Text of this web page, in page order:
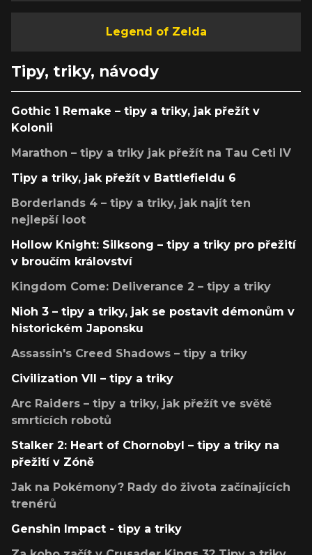
Legend of Zelda
Tipy, triky, návody
Gothic 1 Remake – tipy a triky, jak přežít v
Kolonii
Marathon – tipy a triky jak přežít na Tau Ceti IV
Tipy a triky, jak přežít v Battlefieldu 6
Borderlands 4 – tipy a triky, jak najít ten
nejlepší loot
Hollow Knight: Silksong – tipy a triky pro přežití
v broučím království
Kingdom Come: Deliverance 2 – tipy a triky
Nioh 3 – tipy a triky, jak se postavit démonům v
historickém Japonsku
Assassin's Creed Shadows – tipy a triky
Civilization VII – tipy a triky
Arc Raiders – tipy a triky, jak přežít ve světě
smrtících robotů
Stalker 2: Heart of Chornobyl – tipy a triky na
přežití v Zóně
Jak na Pokémony? Rady do života začínajících
trenérů
Genshin Impact - tipy a triky